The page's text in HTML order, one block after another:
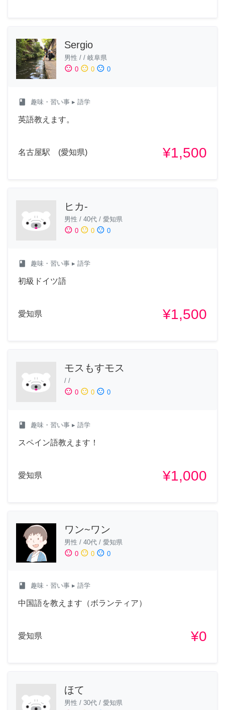
Sergio
男性 / / 岐阜県
sentiment_satisfied 0 sentiment_neutral 0 sentiment_dissatisfied 0
class 趣味・習い事 ▸ 語学
英語教えます。
名古屋駅 (愛知県) ¥1,500
ヒカ-
男性 / 40代 / 愛知県
sentiment_satisfied 0 sentiment_neutral 0 sentiment_dissatisfied 0
class 趣味・習い事 ▸ 語学
初級ドイツ語
愛知県 ¥1,500
モスもすモス
/ /
sentiment_satisfied 0 sentiment_neutral 0 sentiment_dissatisfied 0
class 趣味・習い事 ▸ 語学
スペイン語教えます！
愛知県 ¥1,000
ワン~ワン
男性 / 40代 / 愛知県
sentiment_satisfied 0 sentiment_neutral 0 sentiment_dissatisfied 0
class 趣味・習い事 ▸ 語学
中国語を教えます（ボランティア）
愛知県 ¥0
ほて
男性 / 30代 / 愛知県